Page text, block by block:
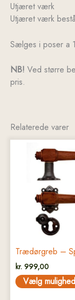
Utjæret værk
Utjæret værk
Sælges i poser a
NB! Ved større
pris.
Relaterede varer
Trædørgreb –
kr. 999,00
Vælg
varianter.
Mulighederne
varesiden